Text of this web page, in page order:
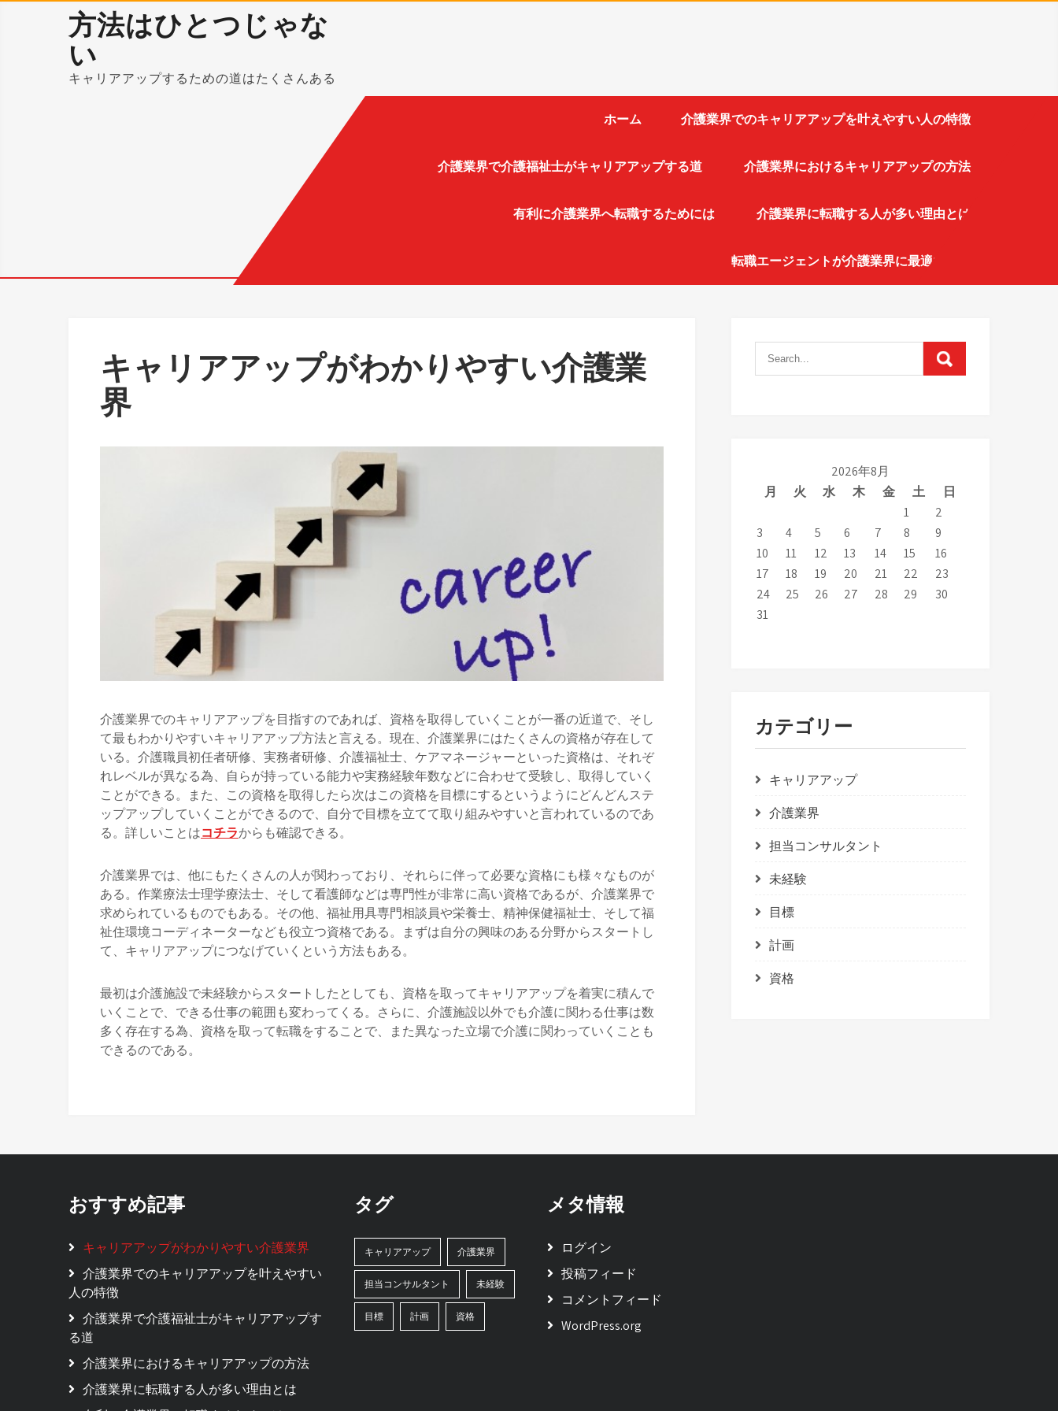
方法はひとつじゃな
い
キャリアアップするための道はたくさんある
ホーム 介護業界でのキャリアアップを叶えやすい人の特徴
介護業界で介護福祉士がキャリアアップする道 介護業界におけるキャリアアップの方法
有利に介護業界へ転職するためには 介護業界に転職する人が多い理由とは
転職エージェントが介護業界に最適な理由
キャリアアップがわかりやすい介護業
界
介護業界でのキャリアアップを目指すのであれば、資格を取得していくことが一番の近道で、そし
て最もわかりやすいキャリアアップ方法と言える。現在、介護業界にはたくさんの資格が存在して
いる。介護職員初任者研修、実務者研修、介護福祉士、ケアマネージャーといった資格は、それぞ
れレベルが異なる為、自らが持っている能力や実務経験年数などに合わせて受験し、取得していく
ことができる。また、この資格を取得したら次はこの資格を目標にするというようにどんどんステ
ップアップしていくことができるので、自分で目標を立てて取り組みやすいと言われているのであ
る。詳しいことはコチラからも確認できる。
介護業界では、他にもたくさんの人が関わっており、それらに伴って必要な資格にも様々なものが
ある。作業療法士理学療法士、そして看護師などは専門性が非常に高い資格であるが、介護業界で
求められているものでもある。その他、福祉用具専門相談員や栄養士、精神保健福祉士、そして福
祉住環境コーディネーターなども役立つ資格である。まずは自分の興味のある分野からスタートし
て、キャリアアップにつなげていくという方法もある。
最初は介護施設で未経験からスタートしたとしても、資格を取ってキャリアアップを着実に積んで
いくことで、できる仕事の範囲も変わってくる。さらに、介護施設以外でも介護に関わる仕事は数
多く存在する為、資格を取って転職をすることで、また異なった立場で介護に関わっていくことも
できるのである。
2026年8月
月
火 水 木 金 土
日
1
2
3
4 5 6 7 8
9
10
11 12 13 14 15
16
17
18 19 20 21 22
23
24
25 26 27 28 29
30
31
カテゴリー
キャリアアップ
介護業界
担当コンサルタント
未経験
目標
計画
資格
おすすめ記事
キャリアアップがわかりやすい介護業界
介護業界でのキャリアアップを叶えやすい
人の特徴
介護業界で介護福祉士がキャリアアップす
る道
介護業界におけるキャリアアップの方法
介護業界に転職する人が多い理由とは
タグ
キャリアアップ 介護業界
担当コンサルタント 未経験
目標 計画 資格
メタ情報
ログイン
投稿フィード
コメントフィード
WordPress.org